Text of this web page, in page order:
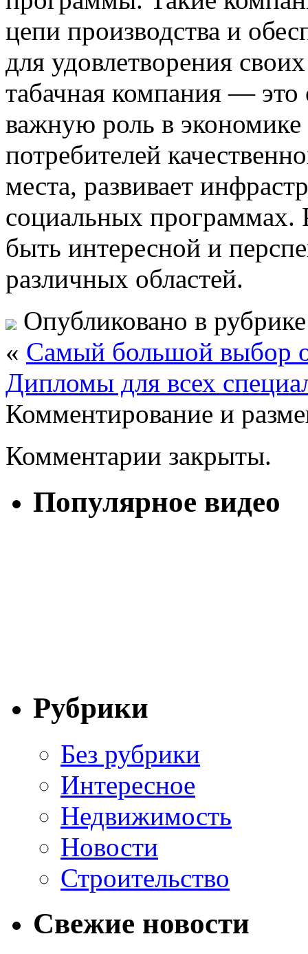
цепи производства и
для удовлетворения
табачная компания — это
важную роль в
потребителей
места, развивает
социальных программах.
быть интересной и
различных областей.
Опубликовано в
« Самый большой выбор
Дипломы для всех
Комментирование и
Комментарии закрыты.
Популярное видео
Рубрики
Без рубрики
Интересное
Недвижимость
Новости
Строительство
Свежие новости